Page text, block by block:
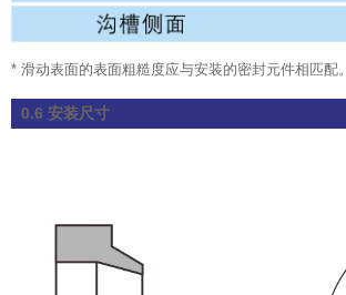
* 滑动表面的表面粗糙度应与安装的密封元件相匹配。
0.6 安装尺寸